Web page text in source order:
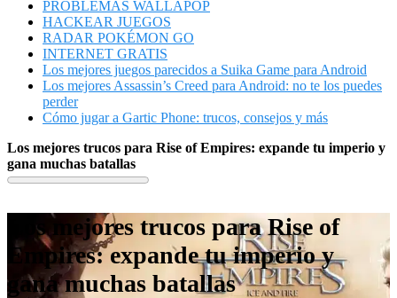
PROBLEMAS WALLAPOP
HACKEAR JUEGOS
RADAR POKÉMON GO
INTERNET GRATIS
Los mejores juegos parecidos a Suika Game para Android
Los mejores Assassin’s Creed para Android: no te los puedes
perder
Cómo jugar a Gartic Phone: trucos, consejos y más
Los mejores trucos para Rise of Empires: expande tu imperio y
gana muchas batallas
Los mejores trucos para Rise of
Empires: expande tu imperio y
gana muchas batallas